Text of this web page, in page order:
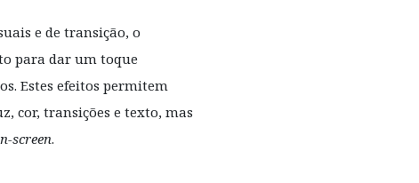
e de transição, o
para dar um toque
Estes efeitos permitem
cor, transições e texto, mas
screen.